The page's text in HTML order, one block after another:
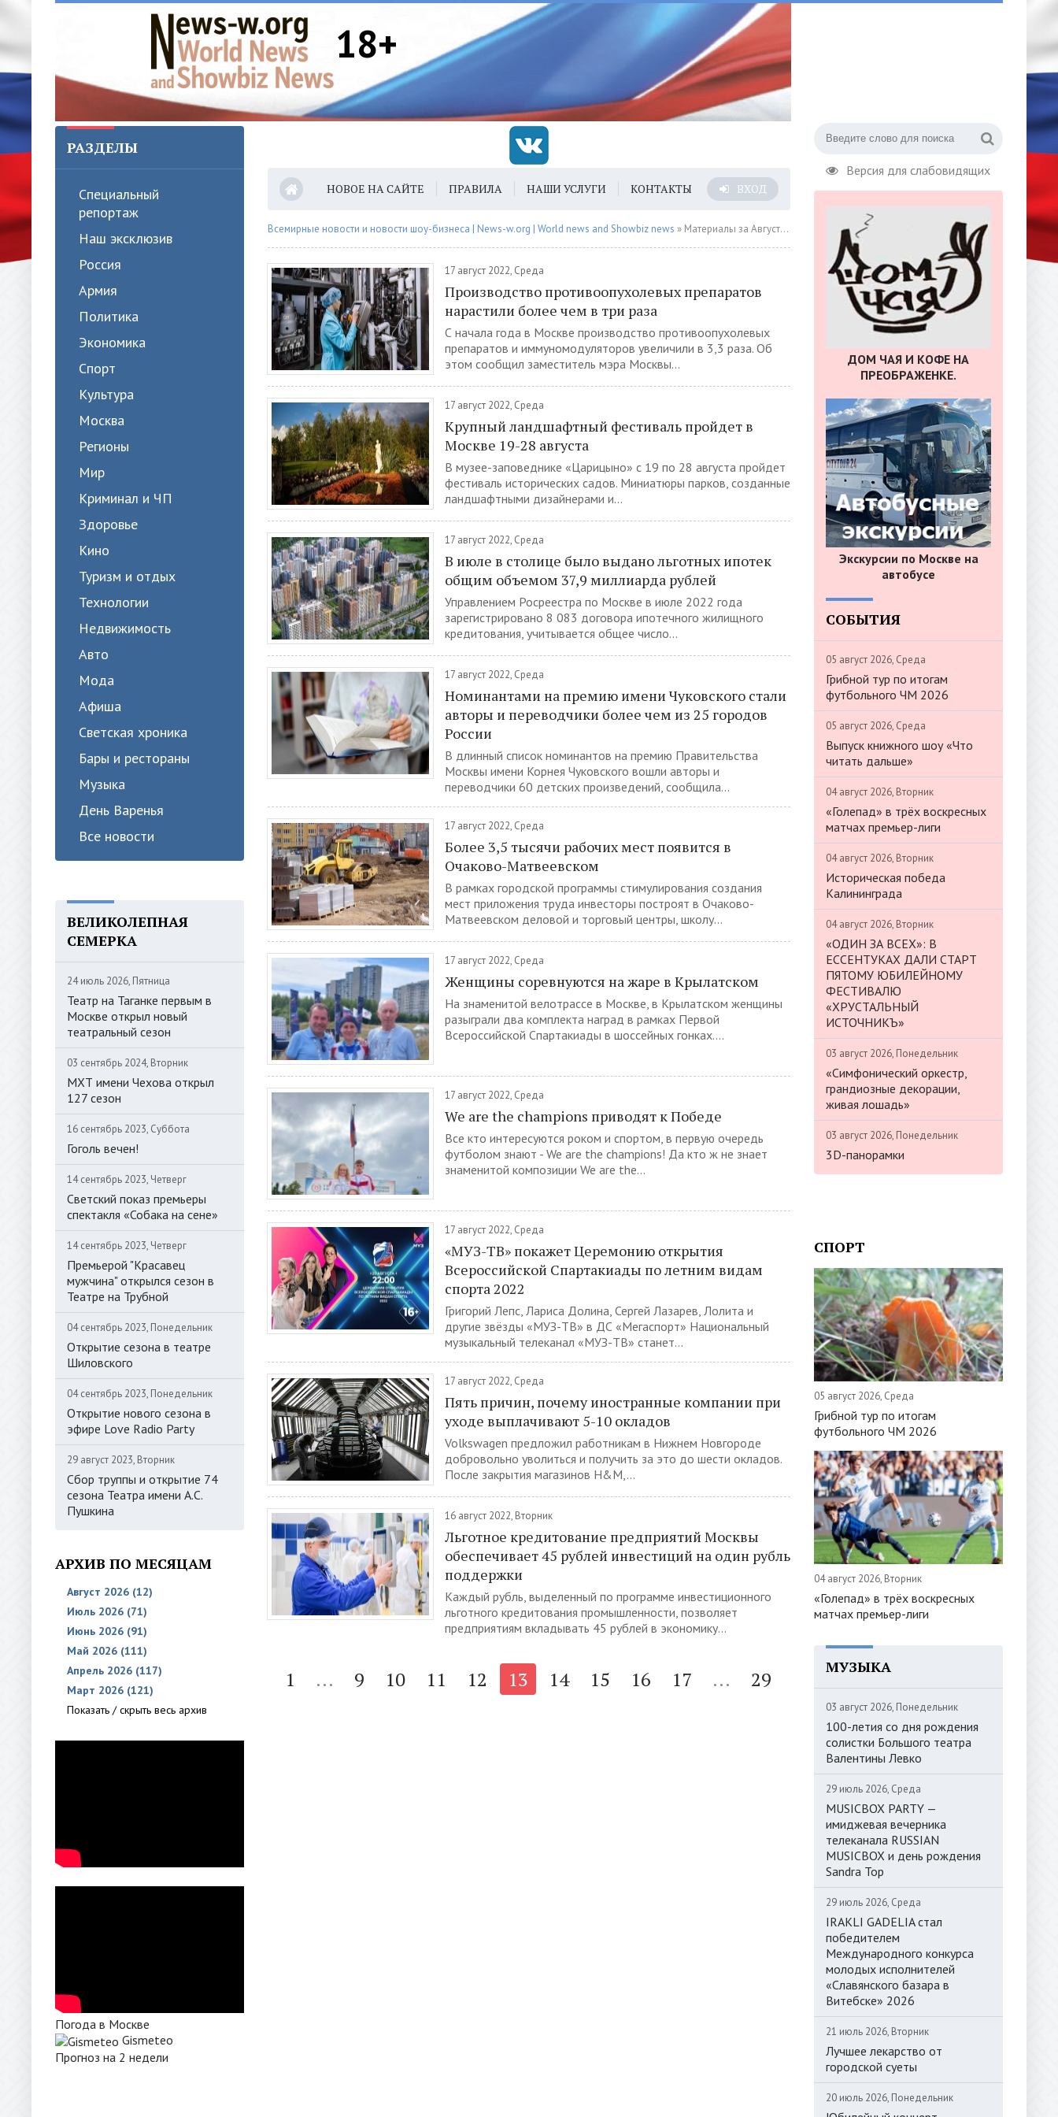
18+
Версия для слабовидящих
РАЗДЕЛЫ
Специальный
репортаж
Наш эксклюзив
Россия
Армия
Политика
Экономика
Спорт
Культура
Москва
Регионы
Мир
Криминал и ЧП
Здоровье
Кино
Туризм и отдых
Технологии
Недвижимость
Авто
Мода
Афиша
Светская хроника
Бары и рестораны
Музыка
День Варенья
Все новости
ВЕЛИКОЛЕПНАЯ
СЕМЕРКА
24 июль 2026, Пятница
Театр на Таганке первым в
Москве открыл новый
театральный сезон
03 сентябрь 2024, Вторник
МХТ имени Чехова открыл
127 сезон
16 сентябрь 2023, Суббота
Гоголь вечен!
14 сентябрь 2023, Четверг
Светский показ премьеры
спектакля «Собака на сене»
14 сентябрь 2023, Четверг
Премьерой "Красавец
мужчина" открылся сезон в
Театре на Трубной
04 сентябрь 2023, Понедельник
Открытие сезона в театре
Шиловского
04 сентябрь 2023, Понедельник
Открытие нового сезона в
эфире Love Radio Party
29 август 2023, Вторник
Сбор труппы и открытие 74
сезона Театра имени А.С.
Пушкина
АРХИВ ПО МЕСЯЦАМ
Август 2026 (12)
Июль 2026 (71)
Июнь 2026 (91)
Май 2026 (111)
Апрель 2026 (117)
Март 2026 (121)
Показать / скрыть весь архив
Погода в Москве
Gismeteo
Прогноз на 2 недели
НОВОЕ НА САЙТЕ ПРАВИЛА НАШИ УСЛУГИ КОНТАКТЫ ВХОД
Всемирные новости и новости шоу-бизнеса | News-w.org | World news and Showbiz news » Материалы за Август 2022 года » Страница 13
17 август 2022, Среда
Производство противоопухолевых препаратов
нарастили более чем в три раза
С начала года в Москве производство противоопухолевых
препаратов и иммуномодуляторов увеличили в 3,3 раза. Об
этом сообщил заместитель мэра Москвы...
17 август 2022, Среда
Крупный ландшафтный фестиваль пройдет в
Москве 19-28 августа
В музее-заповеднике «Царицыно» с 19 по 28 августа пройдет
фестиваль исторических садов. Миниатюры парков, созданные
ландшафтными дизайнерами и...
17 август 2022, Среда
В июле в столице было выдано льготных ипотек
общим объемом 37,9 миллиарда рублей
Управлением Росреестра по Москве в июле 2022 года
зарегистрировано 8 083 договора ипотечного жилищного
кредитования, учитывается общее число...
17 август 2022, Среда
Номинантами на премию имени Чуковского стали
авторы и переводчики более чем из 25 городов
России
В длинный список номинантов на премию Правительства
Москвы имени Корнея Чуковского вошли авторы и
переводчики 60 детских произведений, сообщила...
17 август 2022, Среда
Более 3,5 тысячи рабочих мест появится в
Очаково-Матвеевском
В рамках городской программы стимулирования создания
мест приложения труда инвесторы построят в Очаково-
Матвеевском деловой и торговый центры, школу...
17 август 2022, Среда
Женщины соревнуются на жаре в Крылатском
На знаменитой велотрассе в Москве, в Крылатском женщины
разыграли два комплекта наград в рамках Первой
Всероссийской Спартакиады в шоссейных гонках....
17 август 2022, Среда
We are the champions приводят к Победе
Все кто интересуются роком и спортом, в первую очередь
футболом знают - We are the champions! Да кто ж не знает
знаменитой композиции We are the...
17 август 2022, Среда
«МУЗ-ТВ» покажет Церемонию открытия
Всероссийской Спартакиады по летним видам
спорта 2022
Григорий Лепс, Лариса Долина, Сергей Лазарев, Лолита и
другие звёзды «МУЗ-ТВ» в ДС «Мегаспорт» Национальный
музыкальный телеканал «МУЗ-ТВ» станет...
17 август 2022, Среда
Пять причин, почему иностранные компании при
уходе выплачивают 5-10 окладов
Volkswagen предложил работникам в Нижнем Новгороде
добровольно уволиться и получить за это до шести окладов.
После закрытия магазинов H&M,...
16 август 2022, Вторник
Льготное кредитование предприятий Москвы
обеспечивает 45 рублей инвестиций на один рубль
поддержки
Каждый рубль, выделенный по программе инвестиционного
льготного кредитования промышленности, позволяет
предприятиям вкладывать 45 рублей в экономику...
1 ... 9 10 11 12 13 14 15 16 17 ... 29
ДОМ ЧАЯ И КОФЕ НА
ПРЕОБРАЖЕНКЕ.
Экскурсии по Москве на
автобусе
СОБЫТИЯ
05 август 2026, Среда
Грибной тур по итогам
футбольного ЧМ 2026
05 август 2026, Среда
Выпуск книжного шоу «Что
читать дальше»
04 август 2026, Вторник
«Голепад» в трёх воскресных
матчах премьер-лиги
04 август 2026, Вторник
Историческая победа
Калининграда
04 август 2026, Вторник
«ОДИН ЗА ВСЕХ»: В
ЕССЕНТУКАХ ДАЛИ СТАРТ
ПЯТОМУ ЮБИЛЕЙНОМУ
ФЕСТИВАЛЮ
«ХРУСТАЛЬНЫЙ
ИСТОЧНИКЪ»
03 август 2026, Понедельник
«Симфонический оркестр,
грандиозные декорации,
живая лошадь»
03 август 2026, Понедельник
3D-панорамки
СПОРТ
05 август 2026, Среда
Грибной тур по итогам
футбольного ЧМ 2026
04 август 2026, Вторник
«Голепад» в трёх воскресных
матчах премьер-лиги
МУЗЫКА
03 август 2026, Понедельник
100-летия со дня рождения
солистки Большого театра
Валентины Левко
29 июль 2026, Среда
MUSICBOX PARTY —
имиджевая вечерника
телеканала RUSSIAN
MUSICBOX и день рождения
Sandra Top
29 июль 2026, Среда
IRAKLI GADELIA стал
победителем
Международного конкурса
молодых исполнителей
«Славянского базара в
Витебске» 2026
21 июль 2026, Вторник
Лучшее лекарство от
городской суеты
20 июль 2026, Понедельник